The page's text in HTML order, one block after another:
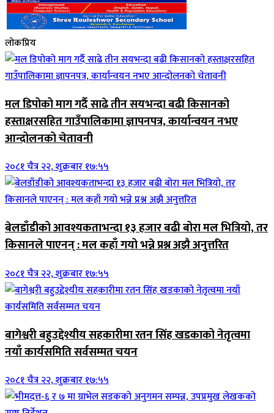
लोकप्रिय
मल डिपोको माग गर्दै साढे तीन सयभन्दा बढी किसानको
हस्ताक्षरसहित गाउँपालिकामा ज्ञापनपत्र, कार्यान्वयन नभए
आन्दोलनको चेतावनी
२०८१ चैत्र २२, शुक्रबार १७:५५
बेलडाँडीको आवश्यकताभन्दा १३ हजार बढी बोरा मल भित्रियो, तर
किसानले पाएनन् : मल कहाँ गयो भन्ने प्रश्न अझै अनुत्तरित
२०८१ चैत्र २२, शुक्रबार १७:५५
बागेश्वरी बहुउद्देश्यीय सहकारीमा रतन सिंह खडकाको नेतृत्वमा
नयाँ कार्यसमिति सर्वसम्मत चयन
२०८१ चैत्र २२, शुक्रबार १७:५५